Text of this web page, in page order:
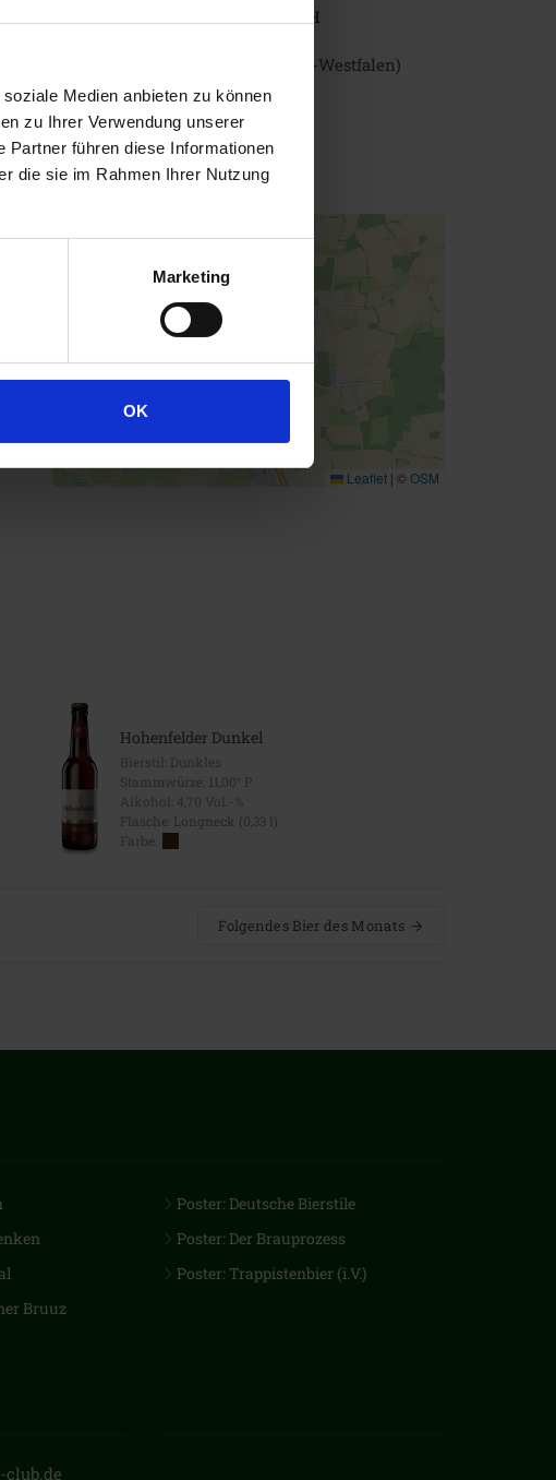
Medien anbieten zu können
zu Ihrer Verwendung unserer
Partner führen diese Informationen
die sie im Rahmen Ihrer Nutzung
Marketing
OK
Privat-Brauerei Hohenfelde GmbH
(Nordrhein-Westfalen)
+49 5248 80040
info@hohenfelder.de
https://www.hohenfelder.de
+
Leaflet | ©OSM
Hohenfelder Dunkel
Bierstil: Dunkles
Stammwürze: 11,00° P
Alkohol: 4,70 Vol.-%
Flasche: Longneck (0,33 l)
Farbe:
Folgendes Bier des Monats
Bruuz
Poster: Deutsche Bierstile
Poster: Der Brauprozess
Poster: Trappistenbier (i.V.)
club.de